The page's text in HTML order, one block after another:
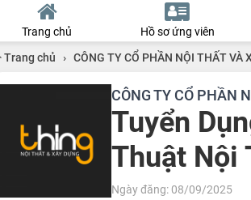
Trang chủ Hồ sơ ứng viên
Trang chủ › CÔNG TY CỔ PHẦN NỘI THẤT VÀ
CÔNG TY CỔ PHẦN
Tuyển
Thuật Nội
Ngày đăng: 08/09/2025